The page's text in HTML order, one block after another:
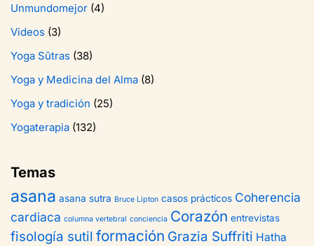
Unmundomejor (4)
Videos (3)
Yoga Sûtras (38)
Yoga y Medicina del Alma (8)
Yoga y tradición (25)
Yogaterapia (132)
Temas
asana asana sutra Bruce Lipton casos prácticos Coherencia
cardiaca columna vertebral conciencia Corazón entrevistas
fisología sutil formación Grazia Suffriti Hatha